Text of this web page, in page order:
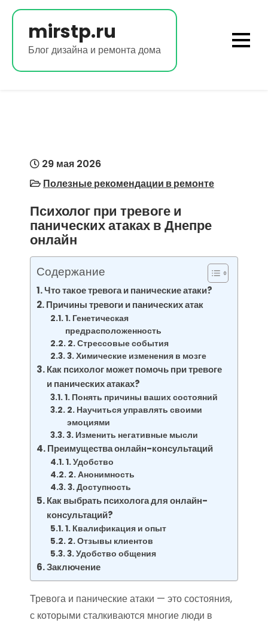
Перейти
содержимомуmirstp.ru
Блог дизайна и ремонта дома
29 мая 2026
Полезные рекомендации в ремонте
Психолог при тревоге и
панических атаках в Днепре
онлайн
Содержание
Что такое тревога и панические атаки?
Причины тревоги и панических атак
1. Генетическая
предрасположенность
2. Стрессовые события
3. Химические изменения в мозге
Как психолог может помочь при тревоге
и панических атаках?
1. Понять причины ваших состояний
2. Научиться управлять своими
эмоциями
3. Изменить негативные мысли
Преимущества онлайн-консультаций
1. Удобство
2. Анонимность
3. Доступность
Как выбрать психолога для онлайн-
консультаций?
1. Квалификация и опыт
2. Отзывы клиентов
3. Удобство общения
Заключение
Тревога и панические атаки — это состояния,
с которыми сталкиваются многие люди в